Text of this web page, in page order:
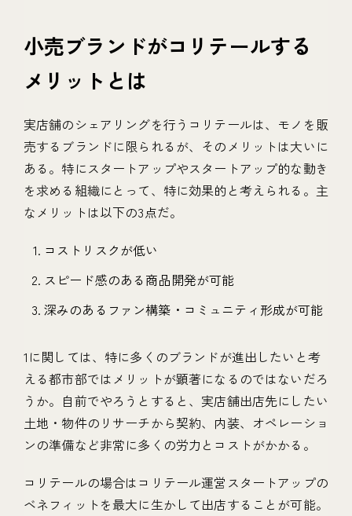
小売ブランドがコリテールする
メリットとは
実店舗のシェアリングを行うコリテールは、モノを販
売するブランドに限られるが、そのメリットは大いに
ある。特にスタートアップやスタートアップ的な動き
を求める組織にとって、特に効果的と考えられる。主
なメリットは以下の3点だ。
コストリスクが低い
スピード感のある商品開発が可能
深みのあるファン構築・コミュニティ形成が可能
1に関しては、特に多くのブランドが進出したいと考
える都市部ではメリットが顕著になるのではないだろ
うか。自前でやろうとすると、実店舗出店先にしたい
土地・物件のリサーチから契約、内装、オペレーショ
ンの準備など非常に多くの労力とコストがかかる。
コリテールの場合はコリテール運営スタートアップの
ベネフィットを最大に生かして出店することが可能。